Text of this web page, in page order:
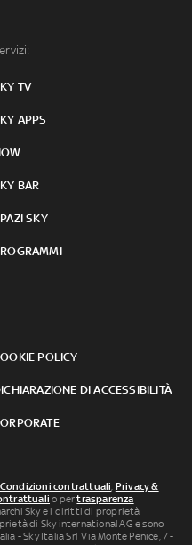
TV
APPS
BAR
SKY
POLICY
DI ACCESSIBILITÀ
contrattuali Privacy &
o pertrasparenza
Sky e i diritti di proprietà
di Sky international AG e sono
- Sky Italia Srl Via Monte Penice, 7 -